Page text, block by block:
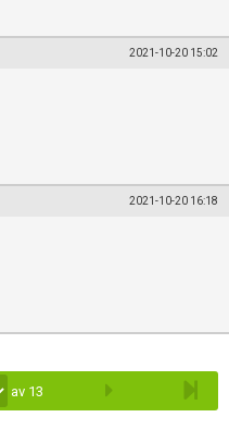
2021-10-20 15:02
2021-10-20 16:18
av 13